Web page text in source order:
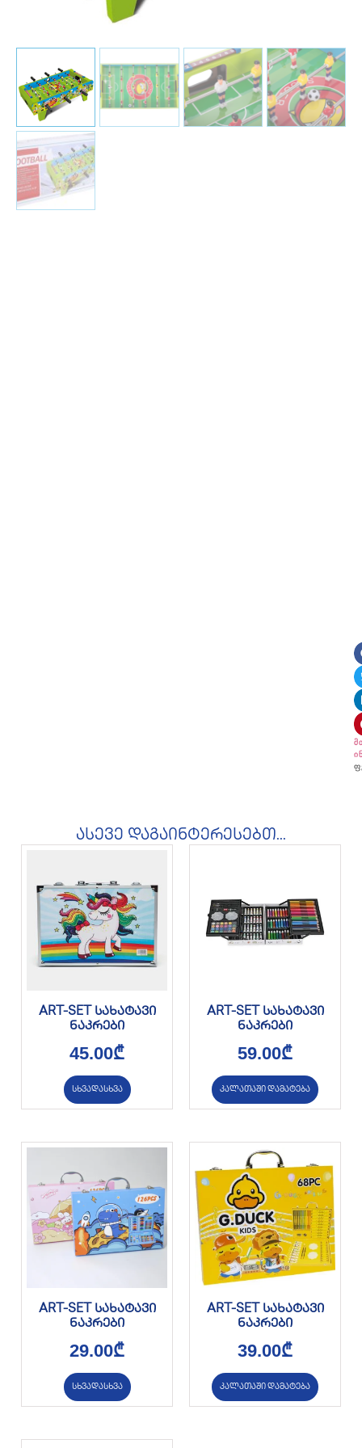
ასევე დაგაინტერესებთ...
ART-SET სახატავი
ნაკრები
45.00₾
სხვადასხვა
ART-SET სახატავი
ნაკრები
59.00₾
კალათაში დამატება
ART-SET სახატავი
ნაკრები
29.00₾
სხვადასხვა
ART-SET სახატავი
ნაკრები
39.00₾
კალათაში დამატება